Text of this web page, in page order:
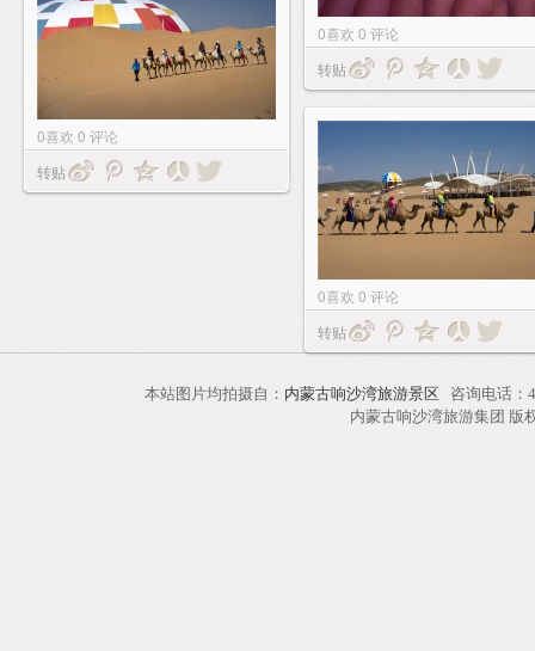
0喜欢 0 评论
转贴
0喜欢 0 评论
转贴
0喜欢 0 评论
转贴
本站图片均拍摄自： 内蒙古响沙湾旅游景区 咨询电话
内蒙古响沙湾旅游集团